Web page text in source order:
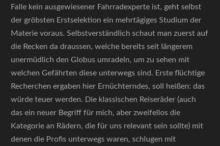
Falle kein ausgewiesener Fahrradexperte ist, geht selbst
der gröbsten Erstselektion ein mehrtägiges Studium der
Materie voraus. Selbstverständlich schaut man zuerst auf
die Recken da draussen, welche bereits seit längerem
unermüdlich den Globus umradeln, um zu sehen mit
welchen Gefährten diese unterwegs sind. Erste flüchtige
Recherchen ergaben hier Ernüchterndes, soll heißen: das
würde teuer werden. Die klassischen Reiseräder (auch
das ein neuer Begriff für mich, aber zweifellos die
Kategorie an Rädern, die für uns relevant sein sollte) mit
denen die Profis unterwegs waren, schlugen mit